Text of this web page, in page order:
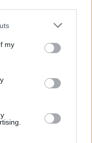
one or more Google
You may click to
third-party tags to
in below Google
my